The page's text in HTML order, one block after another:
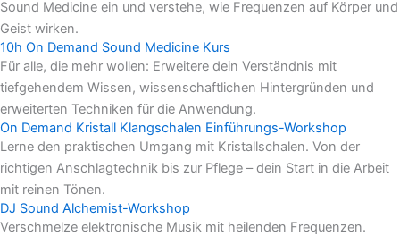
Sound Medicine ein und verstehe, wie Frequenzen auf Körper und
Geist wirken.
10h On Demand Sound Medicine Kurs
Für alle, die mehr wollen: Erweitere dein Verständnis mit
tiefgehendem Wissen, wissenschaftlichen Hintergründen und
erweiterten Techniken für die Anwendung.
On Demand Kristall Klangschalen Einführungs-Workshop
Lerne den praktischen Umgang mit Kristallschalen. Von der
richtigen Anschlagtechnik bis zur Pflege – dein Start in die Arbeit
mit reinen Tönen.
DJ Sound Alchemist-Workshop
Verschmelze elektronische Musik mit heilenden Frequenzen.